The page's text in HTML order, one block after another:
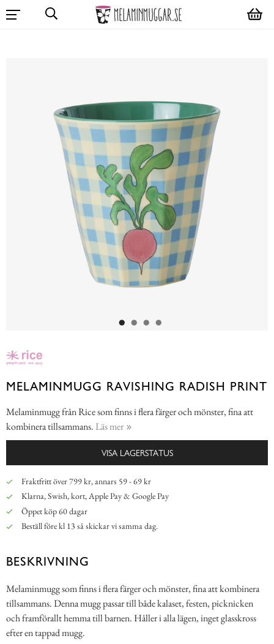
MELAMINMUGG RAVISHING RADISH PRINT
Melaminmugg från Rice som finns i flera färger och mönster, fina att
kombinera tillsammans. Läs mer
VISA LAGERSTATUS
Fraktfritt över 799 kr, annars 59 - 69 kr
Klarna, Swish, kort, Apple Pay & Google Pay
Öppet köp 60 dagar
Beställ före kl 13 så skickar vi samma dag.
BESKRIVNING
Melaminmugg som finns i flera färger och mönster, fina att kombinera
tillsammans. Denna mugg passar till både kalaset, festen, picknicken
och framförallt hemma till barnen. Håller i alla lägen, inget glasskross
efter en tappad mugg.